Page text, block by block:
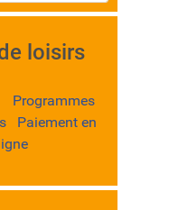
loisirs
Programmes
Paiement en
ligne